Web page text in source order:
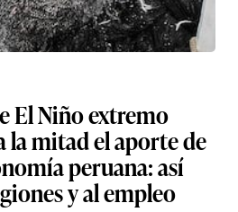
El Niño extremo
mitad el aporte de
peruana: así
y al empleo